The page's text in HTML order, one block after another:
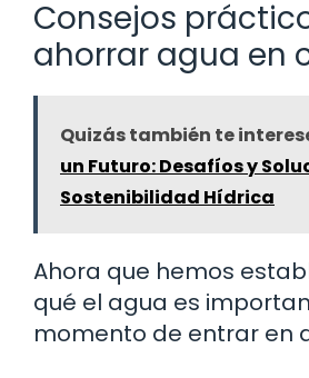
Consejos
ahorrar agua en
Quizás también te
un Futuro: Desafíos y
Sostenibilidad Hídrica
Ahora que hemos
qué el agua es
momento de entrar en